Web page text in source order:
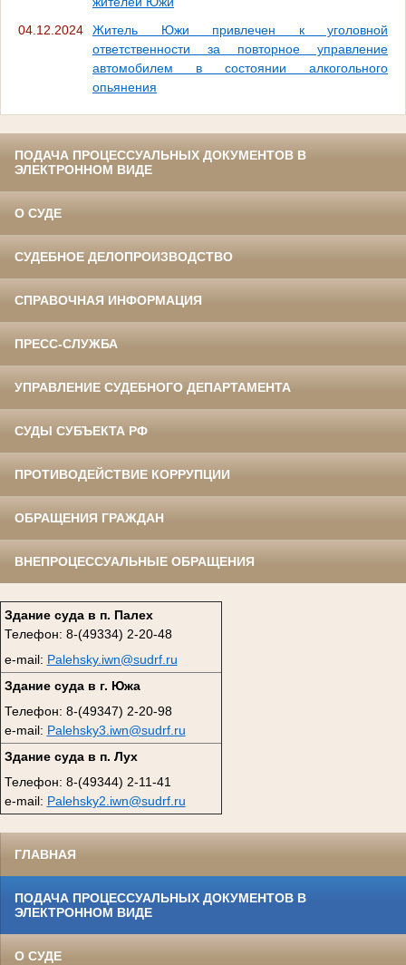
04.12.2024
Житель Южи привлечен к уголовной
ответственности за повторное управление
автомобилем в состоянии алкогольного
опьянения
ПОДАЧА ПРОЦЕССУАЛЬНЫХ ДОКУМЕНТОВ В
ЭЛЕКТРОННОМ ВИДЕ
О СУДЕ
СУДЕБНОЕ ДЕЛОПРОИЗВОДСТВО
СПРАВОЧНАЯ ИНФОРМАЦИЯ
ПРЕСС-СЛУЖБА
УПРАВЛЕНИЕ СУДЕБНОГО ДЕПАРТАМЕНТА
СУДЫ СУБЪЕКТА РФ
ПРОТИВОДЕЙСТВИЕ КОРРУПЦИИ
ОБРАЩЕНИЯ ГРАЖДАН
ВНЕПРОЦЕССУАЛЬНЫЕ ОБРАЩЕНИЯ
Здание суда в п. Палех
Телефон: 8-(49334) 2-20-48
e-mail: Palehsky.iwn@sudrf.ru
Здание суда в г. Южа
Телефон: 8-(49347) 2-20-98
e-mail: Palehsky3.iwn@sudrf.ru
Здание суда в п. Лух
Телефон: 8-(49344) 2-11-41
e-mail: Palehsky2.iwn@sudrf.ru
ГЛАВНАЯ
ПОДАЧА ПРОЦЕССУАЛЬНЫХ ДОКУМЕНТОВ В
ЭЛЕКТРОННОМ ВИДЕ
О СУДЕ